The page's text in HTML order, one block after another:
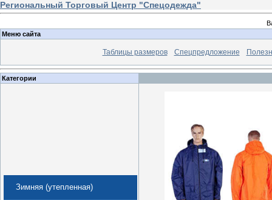
Региональный Торговый Центр "Спецодежда"
Меню сайта
Таблицы размеров Спецпредложение
Категории
Зимняя (утепленная)